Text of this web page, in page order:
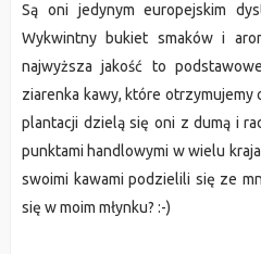
Są oni jedynym europejskim
Wykwintny bukiet smaków i
najwyższa jakość to
ziarenka kawy, które otrzymujemy
plantacji dzielą się oni z dumą i
punktami handlowymi w wielu
swoimi kawami podzielili się ze
się w moim młynku? :-)